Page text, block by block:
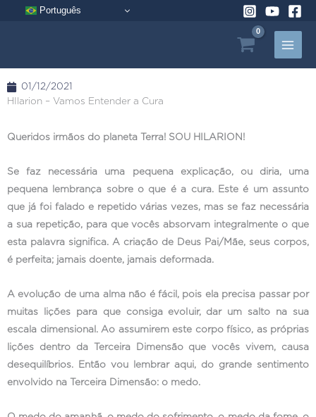
Português
01/12/2021
HIlarion – Vamos Entender a Cura
Queridos irmãos do planeta Terra! SOU HILARION!
Se faz necessária uma pequena explicação, ou diria, uma
pequena lembrança sobre o que é a cura. Este é um assunto
que já foi falado e repetido várias vezes, mas se faz necessária
a sua repetição, para que vocês absorvam integralmente o que
esta palavra significa. A criação de Deus Pai/Mãe, seus corpos,
é perfeita; jamais doente, jamais deformada.
A evolução de uma alma não é fácil, pois ela precisa passar por
muitas lições para que consiga evoluir, dar um salto na sua
escala dimensional. Ao assumirem este corpo físico, as próprias
lições dentro da Terceira Dimensão que vocês vivem, causa
desequilíbrios. Então vou lembrar aqui, do grande sentimento
envolvido na Terceira Dimensão: o medo.